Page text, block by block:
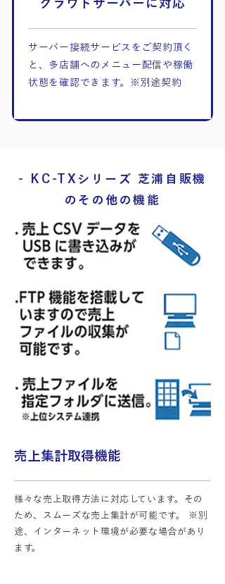
クラウドサーバーに対応
サーバー接続サービスをご契約頂く
と、多店舗へのメニュー配信や稼働
状態を確認できます。※別途契約
- KC-TXシリーズ 芝浦自販機
のその他の機能
売上集計取得機能
様々な売上取得方法に対応しています。その
ため、スムーズな売上集計が可能です。 ※別
途、インターネット環境が必要な場合があり
ます。